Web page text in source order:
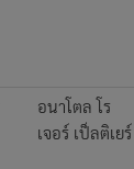
อนาโตล โร
เจอร์ เป็ลติเยร์